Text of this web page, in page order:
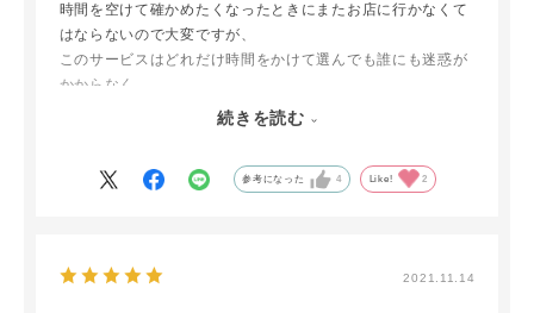
時間を空けて確かめたくなったときにまたお店に行かなくて
はならないので大変ですが、
このサービスはどれだけ時間をかけて選んでも誰にも迷惑が
かからなく、
利用して良かったと思いました。
お気に入りの香りも見つけられました！ありがとうございま
続きを読む
参考になった 4 Like! 2
2021.11.14